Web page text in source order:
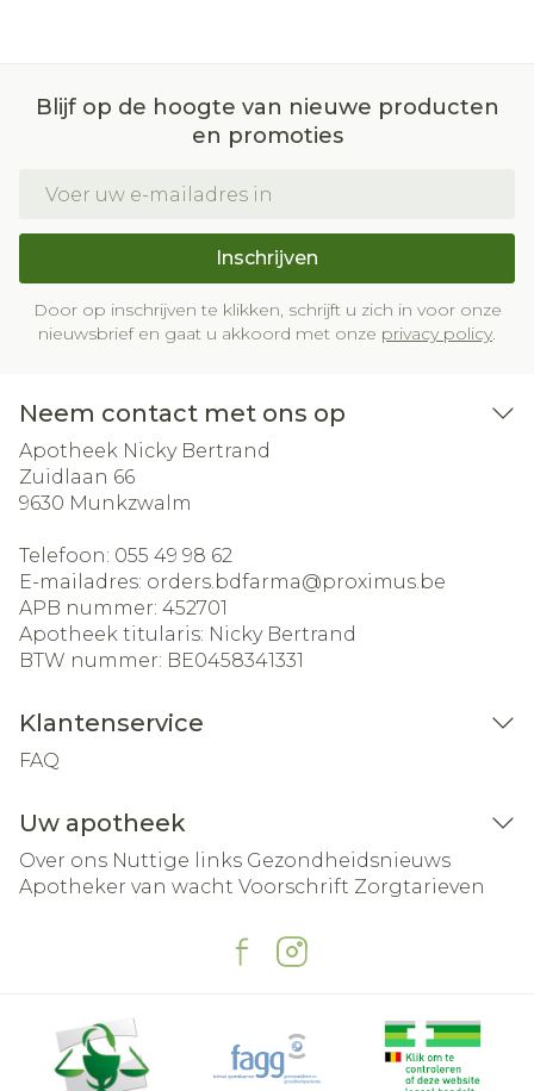
Blijf op de hoogte van nieuwe producten
en promoties
Inschrijven
Door op inschrijven te klikken, schrijft u zich in voor onze
nieuwsbrief en gaat u akkoord met onze privacy policy.
Neem contact met ons op
Apotheek Nicky Bertrand
Zuidlaan 66
9630 Munkzwalm
Telefoon: 055 49 98 62
E-mailadres: orders.bdfarma@proximus.be
APB nummer: 452701
Apotheek titularis: Nicky Bertrand
BTW nummer: BE0458341331
Klantenservice
FAQ
Uw apotheek
Over ons Nuttige links Gezondheidsnieuws
Apotheker van wacht Voorschrift Zorgtarieven